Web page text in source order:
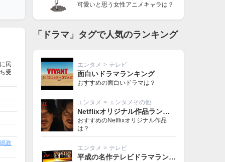
民
受
政
可愛いと思う女性アニメキャラは？
「ドラマ」タグで人気のランキング
エンタメ > テレビ
面白いドラマランキング
おすすめの面白いドラマは？
エンタメ > エンタメその他
Netflixオリジナル作品ランキング
おすすめのNetflixオリジナル作品
は？
エンタメ > テレビ
平成の名作テレビドラマランキング